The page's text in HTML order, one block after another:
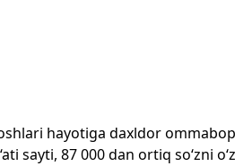
hayotiga daxldor ommabop
sayti, 87 000 dan ortiq so‘zni